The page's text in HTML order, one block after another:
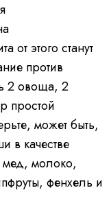
от этого станут
против
2 овоща, 2
простой
может быть,
в качестве
молоко,
фенхель и